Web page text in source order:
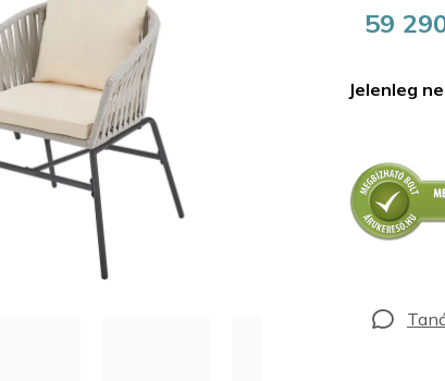
59
Jelenleg